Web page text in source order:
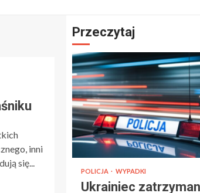
inni
się...
Przeczytaj
POLICJA WYPADKI
Ukrainiec